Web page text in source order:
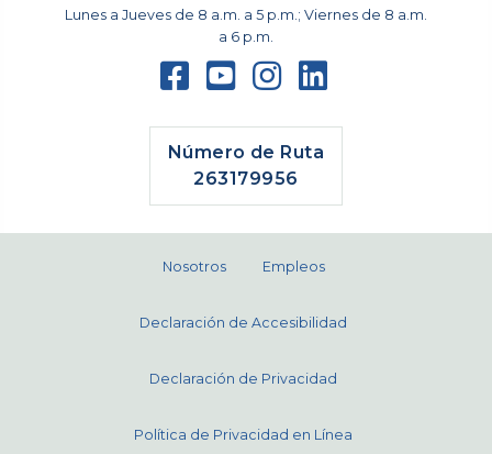
Lunes a Jueves de 8 a.m. a 5 p.m.; Viernes de 8 a.m.
a 6 p.m.
Número de Ruta
263179956
Nosotros Empleos
Declaración de Accesibilidad
Declaración de Privacidad
Política de Privacidad en Línea